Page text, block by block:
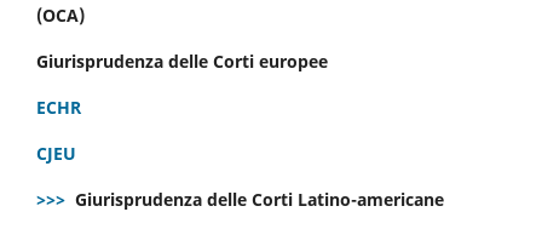
(OCA)
Giurisprudenza delle Corti europee
ECHR
CJEU
>>> Giurisprudenza delle Corti Latino-americane